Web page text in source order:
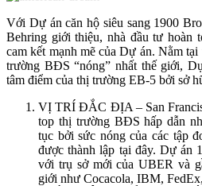
Với Dự án căn hộ siêu sang 1900
Behring giới thiệu, nhà đầu tư hoàn
cam kết mạnh mẽ của Dự án. Nằm
trường BĐS “nóng” nhất thế giới,
tâm điểm của thị trường EB-5 bởi sở
VỊ TRÍ ĐẮC ĐỊA – San
top thị trường BĐS hấp dẫn
tục bởi sức nóng của các tập
được thành lập tại đây. Dự án
với trụ sở mới của UBER và
giới như Cocacola, IBM,